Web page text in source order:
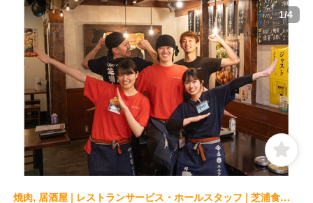
1/4
焼肉, 居酒屋 | レストランサービス・ホールスタッフ | 芝浦食肉 川崎店